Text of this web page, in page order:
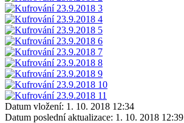
Datum vložení: 1. 10. 2018 12:34
Datum poslední aktualizace: 1. 10. 2018 12:39